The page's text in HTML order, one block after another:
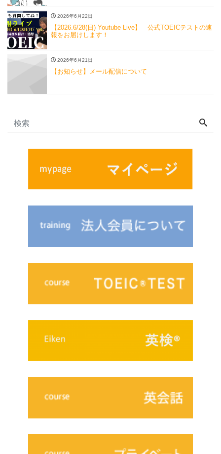
2026年6月22日
【2026.6/28(日) Youtube Live】 公式TOEICテストの速
報をお届けします！
2026年6月21日
【お知らせ】メール配信について